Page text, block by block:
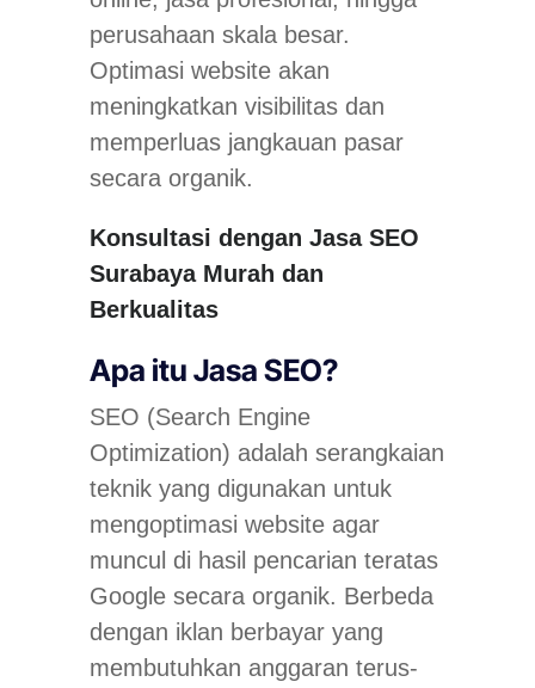
perusahaan skala besar.
Optimasi website akan
meningkatkan visibilitas dan
memperluas jangkauan pasar
secara organik.
Konsultasi dengan Jasa SEO
Surabaya Murah dan
Berkualitas
Apa itu Jasa SEO?
SEO (Search Engine
Optimization) adalah serangkaian
teknik yang digunakan untuk
mengoptimasi website agar
muncul di hasil pencarian teratas
Google secara organik. Berbeda
dengan iklan berbayar yang
membutuhkan anggaran terus-